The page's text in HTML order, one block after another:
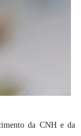
da CNH e da